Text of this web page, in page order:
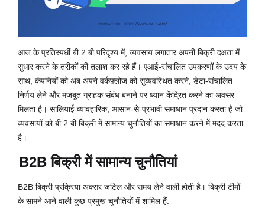
आज के प्रतिस्पर्धी बी 2 बी परिदृश्य में, व्यवसाय लगातार अपनी बिक्री दक्षता में
सुधार करने के तरीकों की तलाश कर रहे हैं। एआई-संचालित उपकरणों के उदय के
साथ, कंपनियों को अब अपने वर्कफ़्लोज़ को सुव्यवस्थित करने, डेटा-संचालित
निर्णय लेने और मजबूत ग्राहक संबंध बनाने पर ध्यान केंद्रित करने का अवसर
मिलता है। सालियाई व्यावहारिक, आसान-से-प्रभावी समाधान प्रदान करता है जो
व्यवसायों को बी 2 बी बिक्री में सामान्य चुनौतियों का समाधान करने में मदद करता
है।
B2B बिक्री में सामान्य चुनौतियां
B2B बिक्री प्रक्रिया अक्सर जटिल और समय लेने वाली होती है। बिक्री टीमों
के सामने आने वाली कुछ प्रमुख चुनौतियों में शामिल हैं: